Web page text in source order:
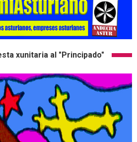
xunitaria al "Principado"